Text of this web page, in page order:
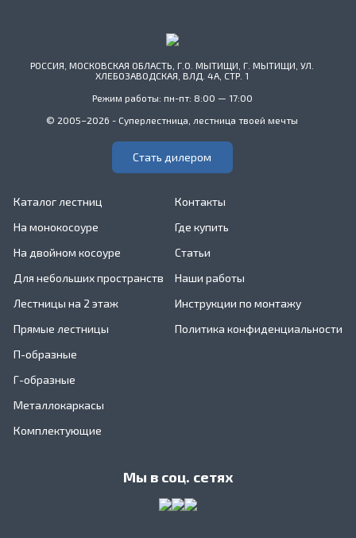
РОССИЯ, МОСКОВСКАЯ ОБЛАСТЬ, Г.О. МЫТИЩИ, Г. МЫТИЩИ, УЛ.
ХЛЕБОЗАВОДСКАЯ, ВЛД. 4А, СТР. 1
Режим работы: пн-пт: 8:00 — 17:00
© 2005–2026 - Суперлестница, лестница твоей мечты
Стать дилером
Каталог лестниц
На монокосоуре
На двойном косоуре
Для небольших пространств
Лестницы на 2 этаж
Прямые лестницы
П-образные
Г-образные
Металлокаркасы
Комплектующие
Контакты
Где купить
Статьи
Наши работы
Инструкции по монтажу
Политика конфиденциальности
Мы в соц. сетях